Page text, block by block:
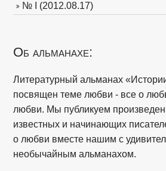
№ I (2012.08.17)
Об альманахе:
Литературный альманах
посвящен теме любви - все о
любви. Мы публикуем
известных и начинающих
о любви вместе нашим с
необычайным альманахом.